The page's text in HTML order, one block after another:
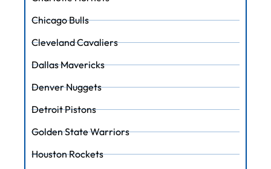
Chicago Bulls
Cleveland Cavaliers
Dallas Mavericks
Denver Nuggets
Detroit Pistons
Golden State Warriors
Houston Rockets